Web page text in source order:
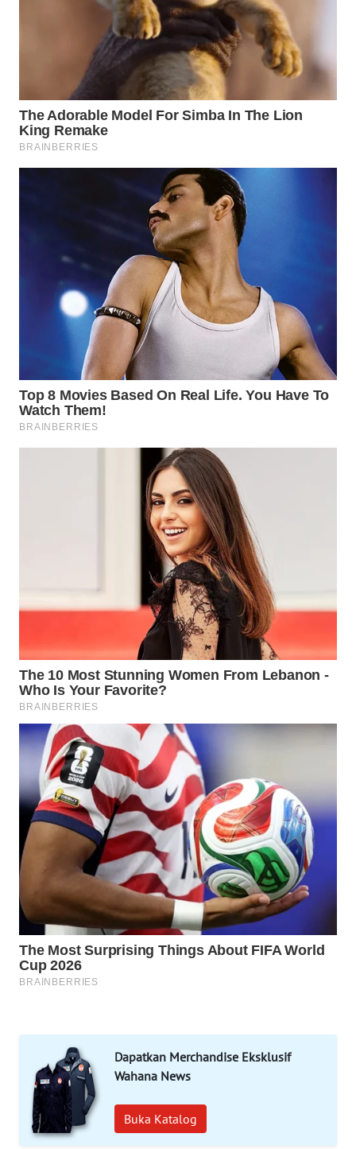
Dapatkan Merchandise Eksklusif
Wahana News
Buka Katalog
WN
MANDALIKA
LABUANBAJO
WN
BORNEO
Media
Group
WAHANA
NEWS
WAHANA
WAHANA
KONSUMEN
WAHANA
LISTRIK
WAHANA
TRAVEL
WAHANANEWS
WAHANANEWS
CO ID
NET
WAHANA
SPORT
WAHANA